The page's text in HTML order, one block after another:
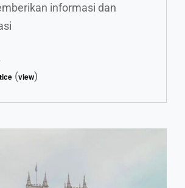
informasi dan
PEWARA
(view)